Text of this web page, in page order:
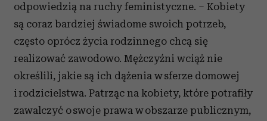
odpowiedzią na ruchy feministyczne. – Kobiety
są coraz bardziej świadome swoich potrzeb,
często oprócz życia rodzinnego chcą się
realizować zawodowo. Mężczyźni wciąż nie
określili, jakie są ich dążenia w sferze domowej
i rodzicielstwa. Patrząc na kobiety, które potrafiły
zawalczyć o swoje prawa w obszarze publicznym,